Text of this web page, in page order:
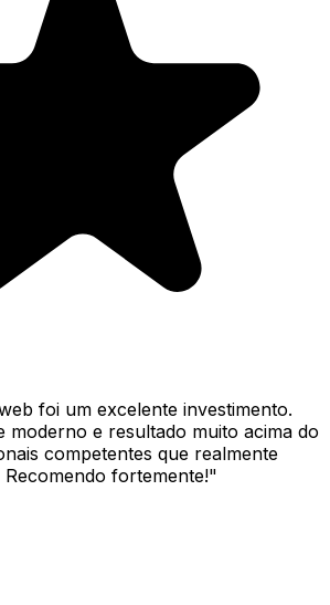
foi um excelente investimento.
moderno e resultado muito acima do
competentes que realmente
fortemente!"